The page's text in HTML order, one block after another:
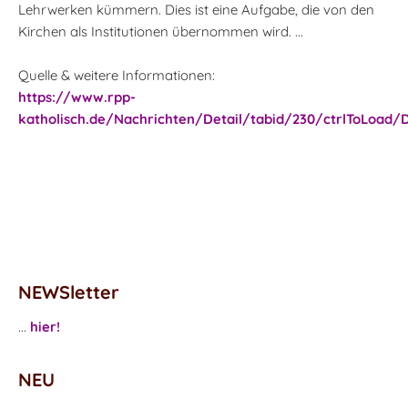
Lehrwerken kümmern. Dies ist eine Aufgabe, die von den
Kirchen als Institutionen übernommen wird. ...
Quelle & weitere Informationen:
https://www.rpp-
katholisch.de/Nachrichten/Detail/tabid/230/ctrlToLoad/
NEWSletter
... hier!
NEU